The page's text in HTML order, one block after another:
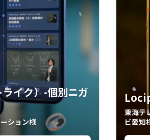
イク）-個別ニガ
ション様
東海テ
ビ愛知